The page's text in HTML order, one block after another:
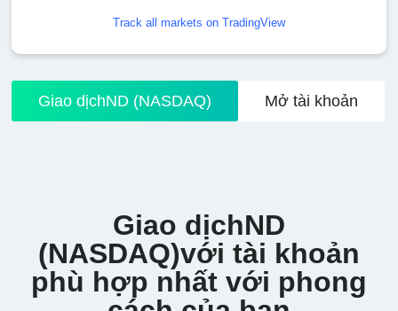
Track all markets on TradingView
Giao dịchND (NASDAQ) Mở tài khoản
Giao dịchND
(NASDAQ)với tài khoản
phù hợp nhất với phong